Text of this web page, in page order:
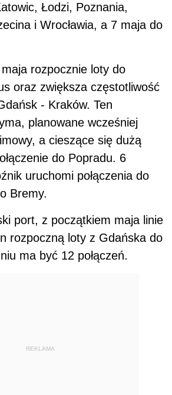
Łodzi, Poznania,
i Wrocławia, a 7 maja do
rozpocznie loty do
oraz zwiększa częstotliwość
- Kraków. Ten
planowane wcześniej
a cieszące się dużą
do Popradu. 6
uruchomi połączenia do
Bremy.
port, z początkiem maja linie
rozpoczną loty z Gdańska do
ma być 12 połączeń.
REKLAMA